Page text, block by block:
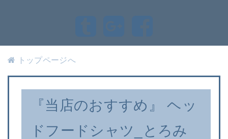
トップページへ
『当店のおすすめ』 ヘッ
ドフードシャツ_とろみ